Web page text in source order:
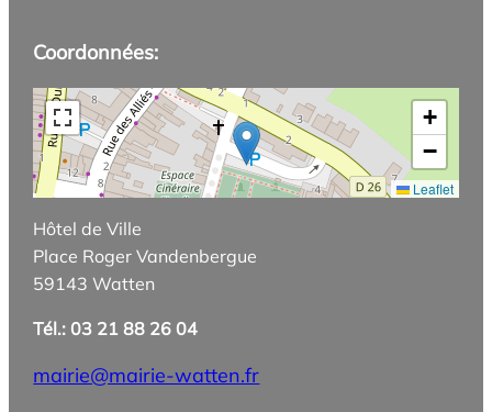
Coordonnées:
+
−
Leaflet
Hôtel de Ville
Place Roger Vandenbergue
59143 Watten
Tél.: 03 21 88 26 04
mairie@mairie-watten.fr